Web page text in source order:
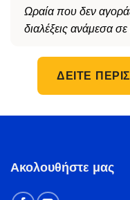
Ωραία που δεν
διαλέξεις ανάμεσα
ΔΕΊΤΕ
Ακολουθήστε μας